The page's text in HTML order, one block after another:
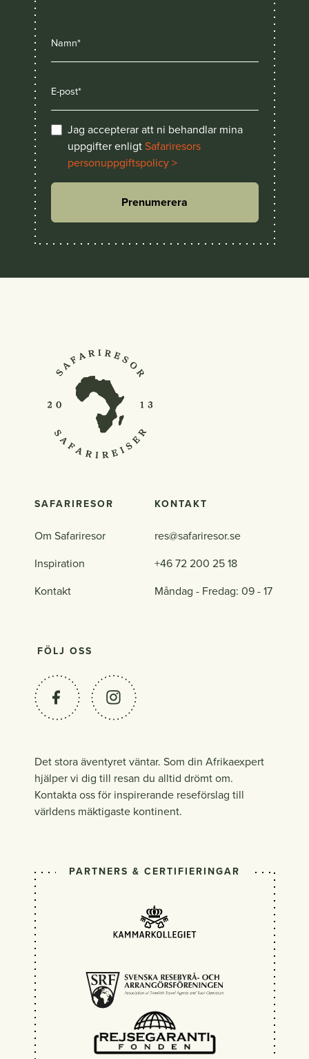
Jag accepterar att ni behandlar mina
uppgifter enligtSafariresors
personuppgiftspolicy >
Prenumerera
SAFARIRESOR
Om Safariresor
Inspiration
Kontakt
KONTAKT
res@safariresor.se
+46 72 200 25 18
Måndag - Fredag: 09 - 17
FÖLJ OSS
Det stora äventyret väntar. Som din Afrikaexpert
hjälper vi dig till resan du alltid drömt om.
Kontakta oss för inspirerande reseförslag till
världens mäktigaste kontinent.
PARTNERS & CERTIFIERINGAR